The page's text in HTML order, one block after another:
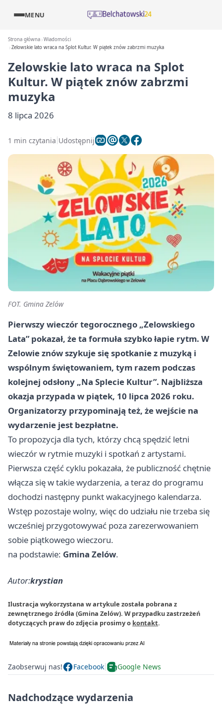
MENU
Strona główna Wiadomości
Zelowskie lato wraca na Splot Kultur. W piątek znów zabrzmi muzyka
Zelowskie lato wraca na Splot
Kultur. W piątek znów zabrzmi
muzyka
8 lipca 2026
1 min czytania Udostępnij
FOT. Gmina Zelów
Pierwszy wieczór tegorocznego „Zelowskiego
Lata” pokazał, że ta formuła szybko łapie rytm. W
Zelowie znów szykuje się spotkanie z muzyką i
wspólnym świętowaniem, tym razem podczas
kolejnej odsłony „Na Splecie Kultur”. Najbliższa
okazja przypada w piątek, 10 lipca 2026 roku.
Organizatorzy przypominają też, że wejście na
wydarzenie jest bezpłatne.
To propozycja dla tych, którzy chcą spędzić letni
wieczór w rytmie muzyki i spotkań z artystami.
Pierwsza część cyklu pokazała, że publiczność chętnie
włącza się w takie wydarzenia, a teraz do programu
dochodzi następny punkt wakacyjnego kalendarza.
Wstęp pozostaje wolny, więc do udziału nie trzeba się
wcześniej przygotowywać poza zarezerwowaniem
sobie piątkowego wieczoru.
na podstawie: Gmina Zelów.
Autor:krystian
Ilustracja wykorzystana w artykule została pobrana z
zewnętrznego źródła (Gmina Zelów). W przypadku zastrzeżeń
dotyczących praw do zdjęcia prosimy o kontakt.
Zaobserwuj nas! Facebook Google News
Nadchodzące wydarzenia